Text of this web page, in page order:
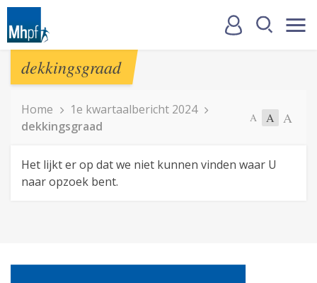
dekkingsgraad
Home
1e kwartaalbericht 2024
dekkingsgraad
A A A
Het lijkt er op dat we niet kunnen vinden waar U
naar opzoek bent.